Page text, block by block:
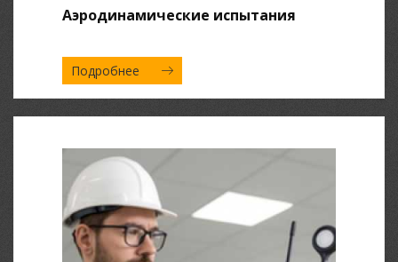
Аэродинамические испытания
Подробнее